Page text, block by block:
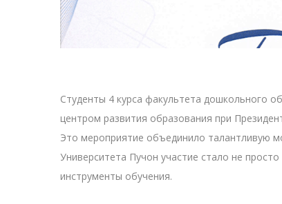
Студенты 4 курса факультета дошкольного
центром развития образования при
Это мероприятие объединило талантливую
Университета Пучон участие стало не
инструменты обучения.